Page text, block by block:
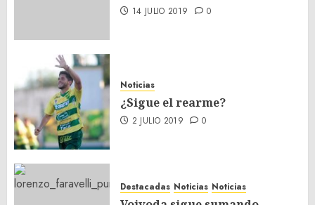
14 JULIO 2019 0
Noticias
¿Sigue el rearme?
2 JULIO 2019 0
Destacadas Noticias Noticias